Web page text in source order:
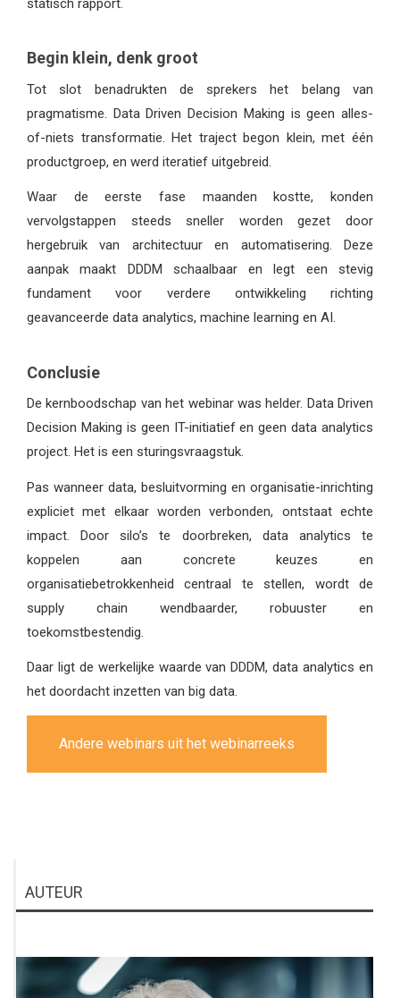
statisch rapport.
Begin klein, denk groot
Tot slot benadrukten de sprekers het belang van
pragmatisme. Data Driven Decision Making is geen alles-
of-niets transformatie. Het traject begon klein, met één
productgroep, en werd iteratief uitgebreid.
Waar de eerste fase maanden kostte, konden
vervolgstappen steeds sneller worden gezet door
hergebruik van architectuur en automatisering. Deze
aanpak maakt DDDM schaalbaar en legt een stevig
fundament voor verdere ontwikkeling richting
geavanceerde data analytics, machine learning en AI.
Conclusie
De kernboodschap van het webinar was helder. Data Driven
Decision Making is geen IT-initiatief en geen data analytics
project. Het is een sturingsvraagstuk.
Pas wanneer data, besluitvorming en organisatie-inrichting
expliciet met elkaar worden verbonden, ontstaat echte
impact. Door silo’s te doorbreken, data analytics te
koppelen aan concrete keuzes en
organisatiebetrokkenheid centraal te stellen, wordt de
supply chain wendbaarder, robuuster en
toekomstbestendig.
Daar ligt de werkelijke waarde van DDDM, data analytics en
het doordacht inzetten van big data.
Andere webinars uit het webinarreeks
AUTEUR